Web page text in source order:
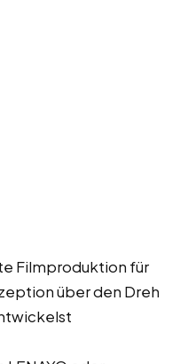
Filmproduktion für
über den Dreh